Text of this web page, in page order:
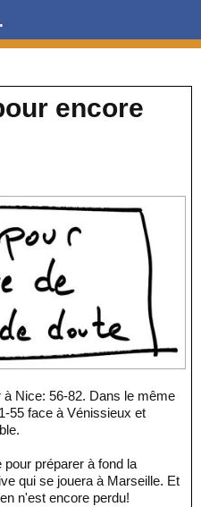
.
encore
55 face à Vénissieux et
préparer à fond la
qui se jouera à Marseille. Et
n'est encore perdu!